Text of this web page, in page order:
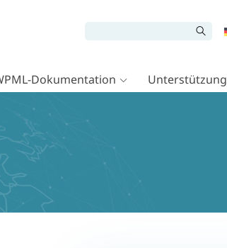
Dokumentation Unterstützung